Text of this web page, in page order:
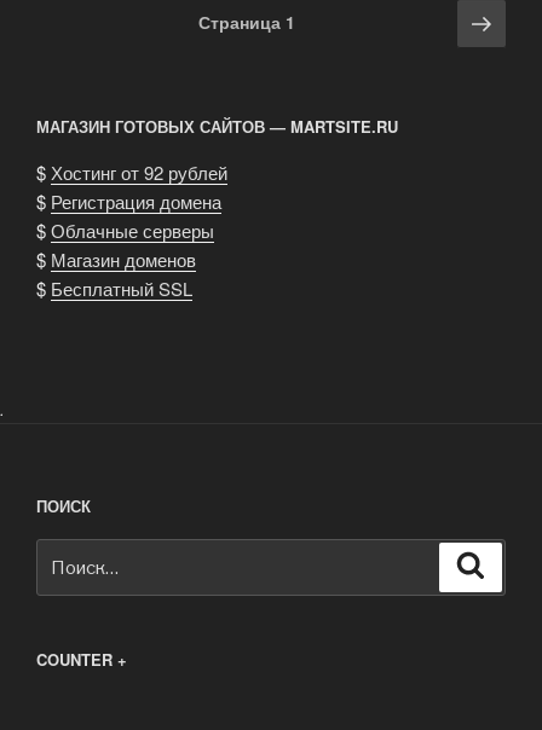
Страница 1
МАГАЗИН ГОТОВЫХ САЙТОВ — MARTSITE.RU
$ Хостинг от 92 рублей
$ Регистрация домена
$Облачные серверы
$ Магазин доменов
$ Бесплатный SSL
.
ПОИСК
COUNTER +